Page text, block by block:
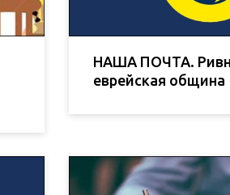
НАША ПОЧТА.
еврейская община